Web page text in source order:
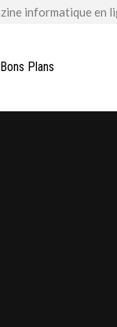
Bons Plans